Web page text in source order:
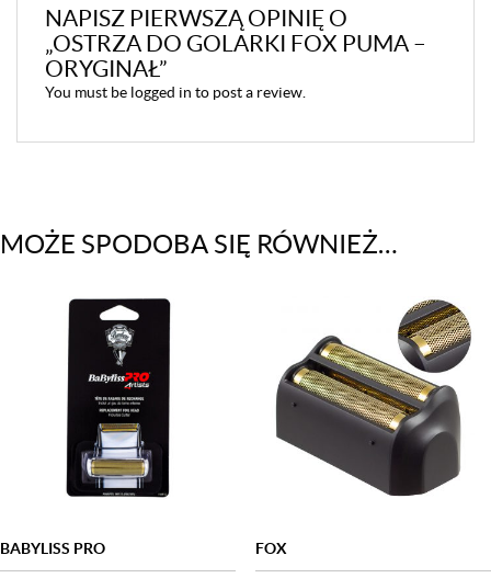
NAPISZ PIERWSZĄ OPINIĘ O
„OSTRZA DO GOLARKI FOX PUMA –
ORYGINAŁ”
You must be logged in to post a review.
MOŻE SPODOBA SIĘ RÓWNIEŻ…
BABYLISS PRO FOX